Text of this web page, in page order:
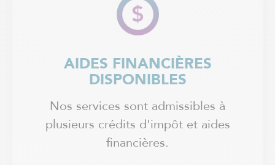
AIDES FINANCIÈRES
DISPONIBLES
Nos services sont admissibles à
plusieurs crédits d'impôt et aides
financières.